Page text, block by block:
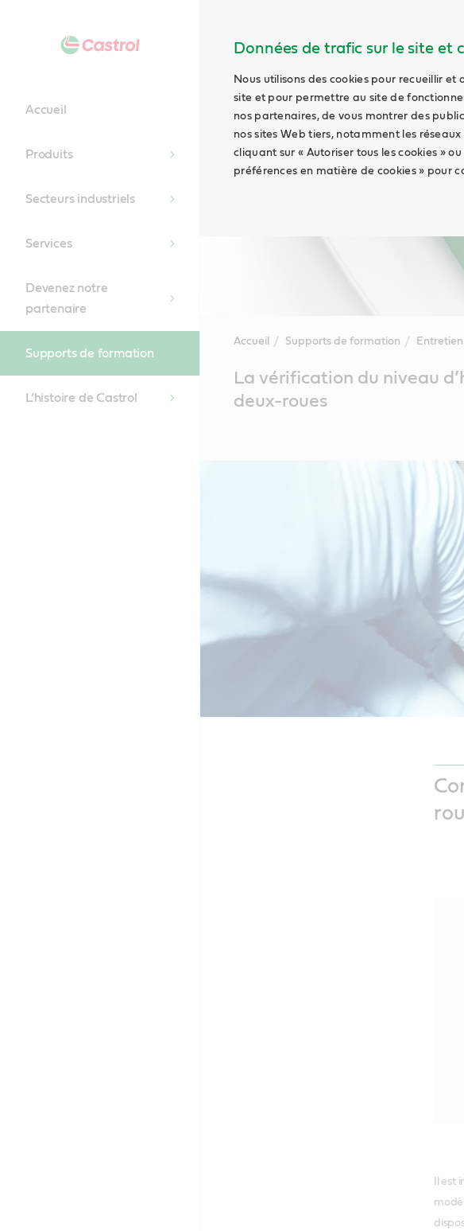
Données de trafic sur le site et
Nous utilisons des cookies pour recueillir
site et pour permettre au site de
nos partenaires, de vous montrer des
nos sites Web tiers, notamment les
cliquant sur « Autoriser tous les cookies »
préférences en matière de cookies » pour
Accueil
Produits
Secteurs industriels
Services
Devenez notre
partenaire
Supports de formation
L’histoire de Castrol
Accueil Supports de formation
ContentLa vérification du niveau
deux-roues
Il